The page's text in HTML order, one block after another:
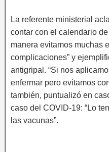
La referente ministerial
contar con el calendario
manera evitamos muchas
complicaciones” y
antigripal. “Si nos
enfermar pero evitamos
también, puntualizó en
caso del COVID-19: “Lo
las vacunas”.